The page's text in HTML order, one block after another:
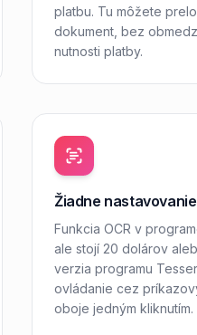
platbu. Tu môžete
dokument, bez
nutnosti platby.
Žiadne
Funkcia OCR v
ale stojí 20 dolárov
verzia programu
ovládanie cez
oboje jedným kliknutím.